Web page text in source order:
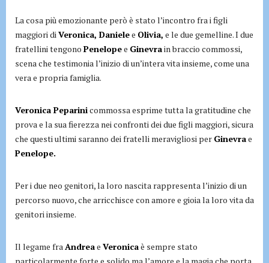
La cosa più emozionante però è stato l’incontro fra i figli
maggiori di Veronica, Danielee Olivia, e le due gemelline. I due
fratellini tengono Penelopee Ginevrain braccio commossi,
scena che testimonia l’inizio di un’intera vita insieme, come una
vera e propria famiglia.
Veronica Peparinicommossa esprime tutta la gratitudine che
prova e la sua fierezza nei confronti dei due figli maggiori, sicura
che questi ultimi saranno dei fratelli meravigliosi per Ginevrae
Penelope.
Per i due neo genitori, la loro nascita rappresenta l’inizio di un
percorso nuovo, che arricchisce con amore e gioia la loro vita da
genitori insieme.
Il legame fra Andreae Veronicaè sempre stato
particolarmente forte e solido ma l’amore e la magia che porta